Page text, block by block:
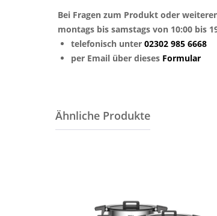
Bei Fragen zum Produkt oder
montags bis samstags von 10:00 bis
telefonisch unter 02302 985 6668
per Email über dieses Formular